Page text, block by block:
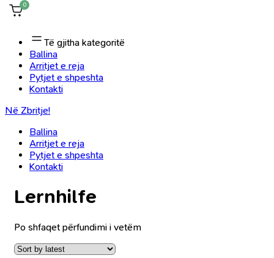
0
Të gjitha kategoritë
Ballina
Arritjet e reja
Pytjet e shpeshta
Kontakti
Në Zbritje!
Ballina
Arritjet e reja
Pytjet e shpeshta
Kontakti
Lernhilfe
Po shfaqet përfundimi i vetëm